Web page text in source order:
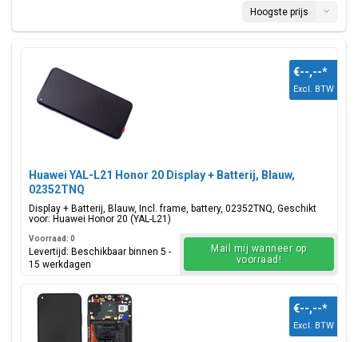
Hoogste prijs
Huawei YAL-L21 Honor 20 Display + Batterij, Blauw,
02352TNQ
Display + Batterij, Blauw, Incl. frame, battery, 02352TNQ, Geschikt
voor: Huawei Honor 20 (YAL-L21)
€--,--*
Excl. BTW
Voorraad: 0
Levertijd: Beschikbaar binnen 5 -
15 werkdagen
Mail mij wanneer op
voorraad!
€--,--*
Excl. BTW